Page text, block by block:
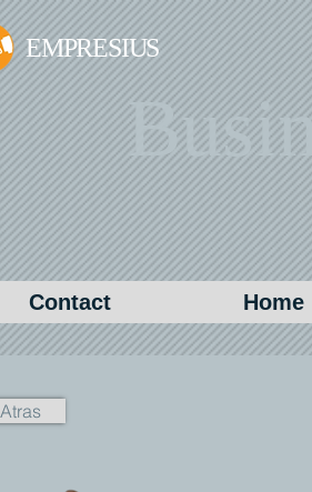
EMPRESIUS
Contact Home
Atras